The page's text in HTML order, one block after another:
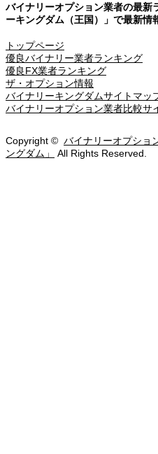
バイナリーオプション業者の最新
ーキングダム（王国）」で最新情
トップページ
優良バイナリー業者ランキング
優良FX業者ランキング
ザ・オプション情報
バイナリーキングダムサイトマッ
バイナリーオプション業者比較サ
Copyright © バイナリーオプショ
ングダム」
All Rights Reserved.